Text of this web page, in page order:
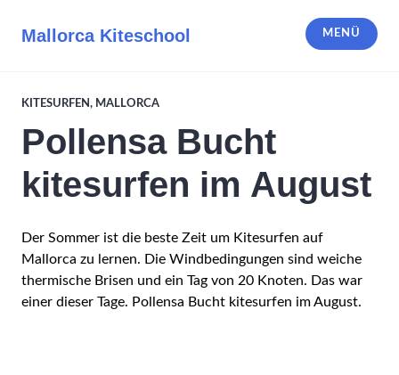
InhaltMallorca Kiteschool MENÜ
KITESURFEN, MALLORCA
Pollensa Bucht
kitesurfen im August
Der Sommer ist die beste Zeit um Kitesurfen auf
Mallorca zu lernen. Die Windbedingungen sind weiche
thermische Brisen und ein Tag von 20 Knoten. Das war
einer dieser Tage. Pollensa Bucht kitesurfen im August.